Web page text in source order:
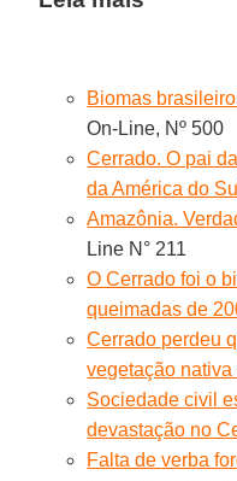
Biomas
On-Line, Nº 500
Cerrado. O pai
da América do
Amazônia.
Line N° 211
O Cerrado foi o
queimadas de
Cerrado perdeu
vegetação
Sociedade civil
devastação no
Falta de verba